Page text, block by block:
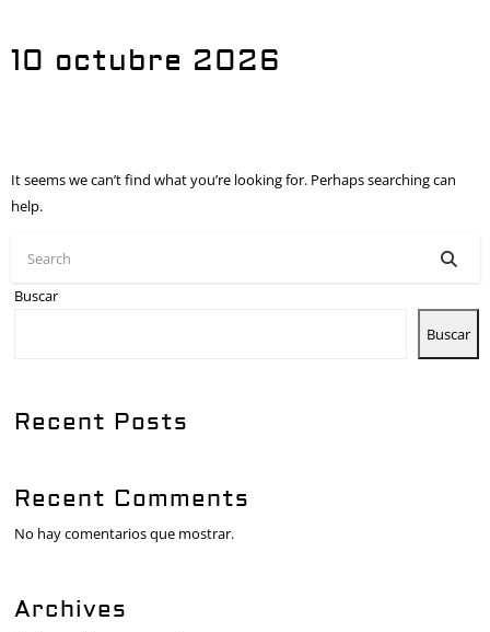
10 octubre 2026
It seems we can’t find what you’re looking for. Perhaps searching can
help.
Buscar
Buscar
Recent Posts
Recent Comments
No hay comentarios que mostrar.
Archives